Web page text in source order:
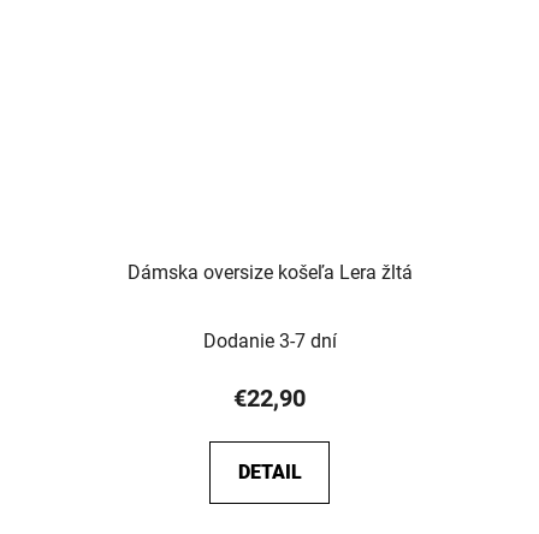
Dámska oversize košeľa Lera žltá
Dodanie 3-7 dní
€22,90
DETAIL